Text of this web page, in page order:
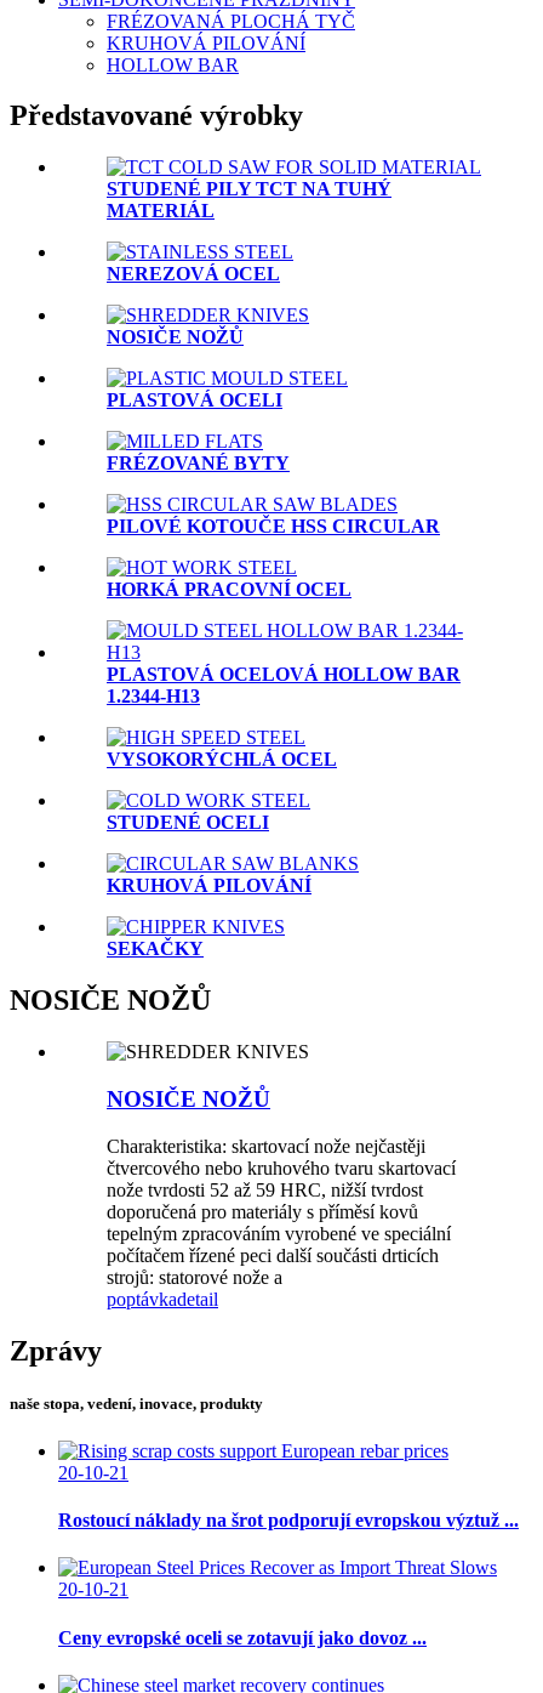
FRÉZOVANÁ PLOCHÁ TYČ
KRUHOVÁ PILOVÁNÍ
HOLLOW BAR
Představované výrobky
STUDENÉ PILY TCT NA TUHÝ
MATERIÁL
NEREZOVÁ OCEL
NOSIČE NOŽŮ
PLASTOVÁ OCELI
FRÉZOVANÉ BYTY
PILOVÉ KOTOUČE HSS CIRCULAR
HORKÁ PRACOVNÍ OCEL
PLASTOVÁ OCELOVÁ HOLLOW BAR
1.2344-H13
VYSOKORÝCHLÁ OCEL
STUDENÉ OCELI
KRUHOVÁ PILOVÁNÍ
SEKAČKY
NOSIČE NOŽŮ
NOSIČE NOŽŮ
Charakteristika: skartovací nože nejčastěji
čtvercového nebo kruhového tvaru skartovací
nože tvrdosti 52 až 59 HRC, nižší tvrdost
doporučená pro materiály s příměsí kovů
tepelným zpracováním vyrobené ve speciální
počítačem řízené peci další součásti drticích
strojů: statorové nože a
poptávkadetail
Zprávy
naše stopa, vedení, inovace, produkty
20-10-21
Rostoucí náklady na šrot podporují evropskou výztuž ...
20-10-21
Ceny evropské oceli se zotavují jako dovoz ...